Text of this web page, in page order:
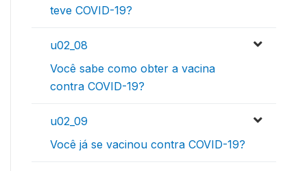
teve COVID-19?
u02_08
Você sabe como obter a vacina
contra COVID-19?
u02_09
Você já se vacinou contra COVID-19?